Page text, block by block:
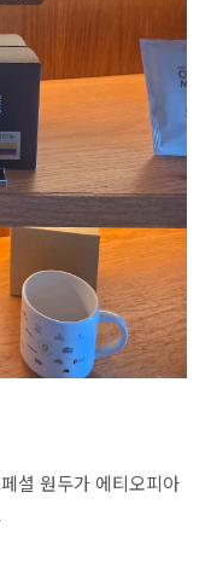
셜 원두가 에티오피아